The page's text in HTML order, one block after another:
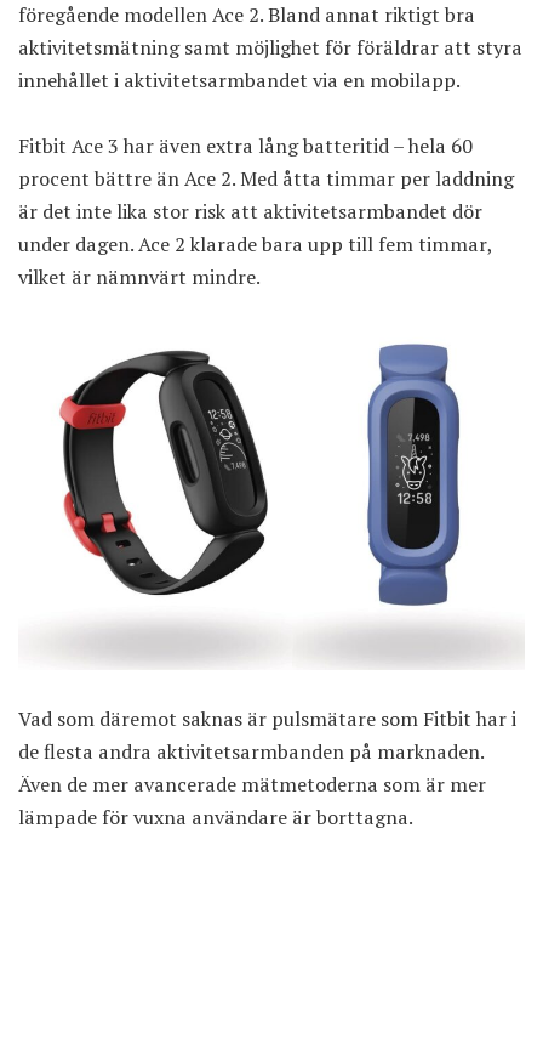
föregående modellen Ace 2. Bland annat riktigt bra
aktivitetsmätning samt möjlighet för föräldrar att styra
innehållet i aktivitetsarmbandet via en mobilapp.
Fitbit Ace 3 har även extra lång batteritid – hela 60
procent bättre än Ace 2. Med åtta timmar per laddning
är det inte lika stor risk att aktivitetsarmbandet dör
under dagen. Ace 2 klarade bara upp till fem timmar,
vilket är nämnvärt mindre.
Vad som däremot saknas är pulsmätare som Fitbit har i
de flesta andra aktivitetsarmbanden på marknaden.
Även de mer avancerade mätmetoderna som är mer
lämpade för vuxna användare är borttagna.